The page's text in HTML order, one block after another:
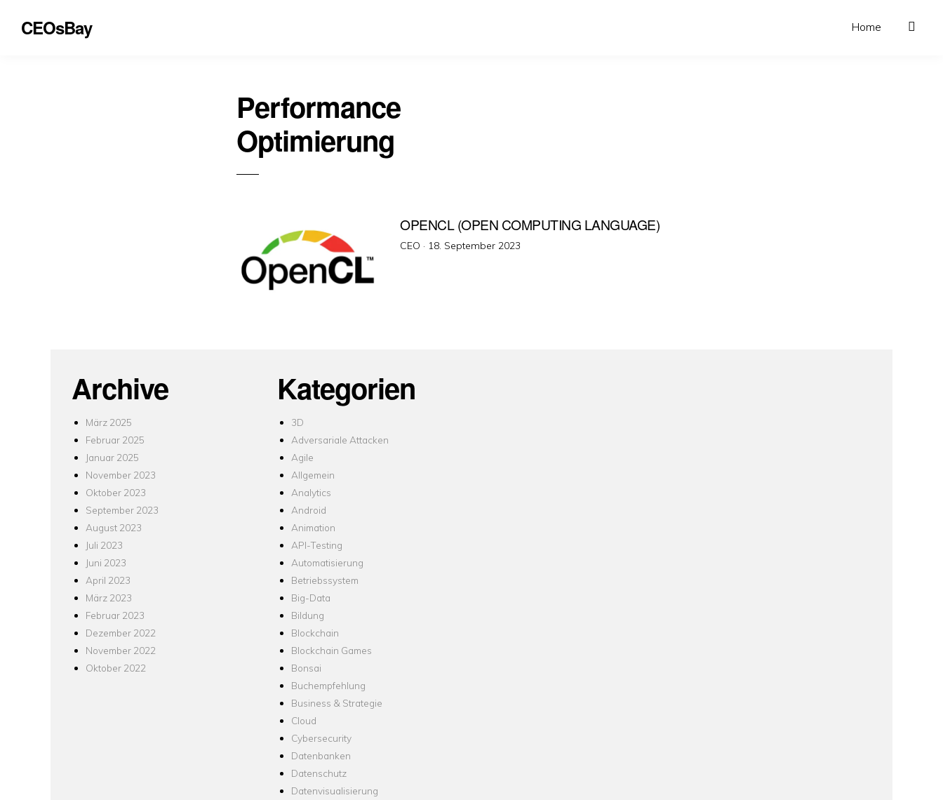
CEOsBay Home
Performance
Optimierung
OPENCL (OPEN COMPUTING LANGUAGE)
CEO · Veröffentlicht
18. September 2023
Archive
März 2025
Februar 2025
Januar 2025
November 2023
Oktober 2023
September 2023
August 2023
Juli 2023
Juni 2023
April 2023
März 2023
Februar 2023
Dezember 2022
November 2022
Oktober 2022
Kategorien
3D
Adversariale Attacken
Agile
Allgemein
Analytics
Android
Animation
API-Testing
Automatisierung
Betriebssystem
Big-Data
Bildung
Blockchain
Blockchain Games
Bonsai
Buchempfehlung
Business & Strategie
Cloud
Cybersecurity
Datenbanken
Datenschutz
Datenvisualisierung